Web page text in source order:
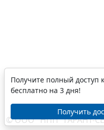
© ООО "НПП "ГАРАНТ-
Получите полный доступ
бесплатно на 3 дня!
Получить